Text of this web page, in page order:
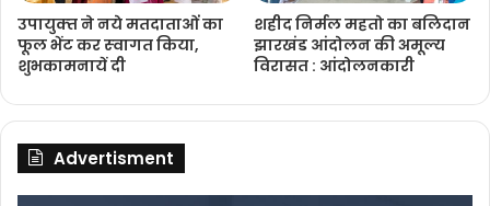
उपायुक्‍त ने नये मतदाताओंं का
फूल भेंट कर स्‍वागत किया,
शुभकामनायें दी
शहीद निर्मल महतो का बलिदान
झारखंड आंदोलन की अमूल्य
विरासत : आंदोलनकारी
Advertisment